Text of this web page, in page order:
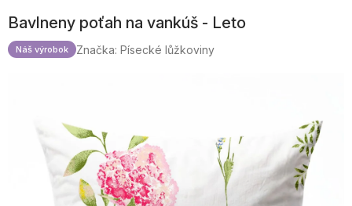
Bavlneny poťah na vankúš - Leto
Náš výrobok Značka: Písecké lůžkoviny